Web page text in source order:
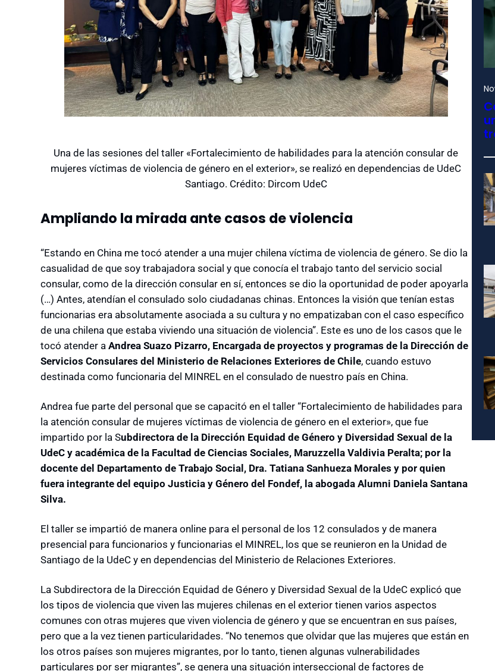
Una de las sesiones del taller «Fortalecimiento de habilidades para la atención consular de
mujeres víctimas de violencia de género en el exterior», se realizó en dependencias de UdeC
Santiago. Crédito: Dircom UdeC
Ampliando la mirada ante casos de violencia
“Estando en China me tocó atender a una mujer chilena víctima de violencia de género. Se dio la
casualidad de que soy trabajadora social y que conocía el trabajo tanto del servicio social
consular, como de la dirección consular en sí, entonces se dio la oportunidad de poder apoyarla
(…) Antes, atendían el consulado solo ciudadanas chinas. Entonces la visión que tenían estas
funcionarias era absolutamente asociada a su cultura y no empatizaban con el caso específico
de una chilena que estaba viviendo una situación de violencia”. Este es uno de los casos que le
tocó atender a Andrea Suazo Pizarro, Encargada de proyectos y programas de la Dirección de
Servicios Consulares del Ministerio de Relaciones Exteriores de Chile, cuando estuvo
destinada como funcionaria del MINREL en el consulado de nuestro país en China.
Andrea fue parte del personal que se capacitó en el taller “Fortalecimiento de habilidades para
la atención consular de mujeres víctimas de violencia de género en el exterior», que fue
impartido por la Subdirectora de la Dirección Equidad de Género y Diversidad Sexual de la
UdeC y académica de la Facultad de Ciencias Sociales, Maruzzella Valdivia Peralta; por la
docente del Departamento de Trabajo Social, Dra. Tatiana Sanhueza Morales y por quien
fuera integrante del equipo Justicia y Género del Fondef, la abogada Alumni Daniela Santana
Silva.
El taller se impartió de manera online para el personal de los 12 consulados y de manera
presencial para funcionarios y funcionarias el MINREL, los que se reunieron en la Unidad de
Santiago de la UdeC y en dependencias del Ministerio de Relaciones Exteriores.
La Subdirectora de la Dirección Equidad de Género y Diversidad Sexual de la UdeC explicó que
los tipos de violencia que viven las mujeres chilenas en el exterior tienen varios aspectos
comunes con otras mujeres que viven violencia de género y que se encuentran en sus países,
pero que a la vez tienen particularidades. “No tenemos que olvidar que las mujeres que están en
los otros países son mujeres migrantes, por lo tanto, tienen algunas vulnerabilidades
particulares por ser migrantes”, se genera una situación interseccional de factores de